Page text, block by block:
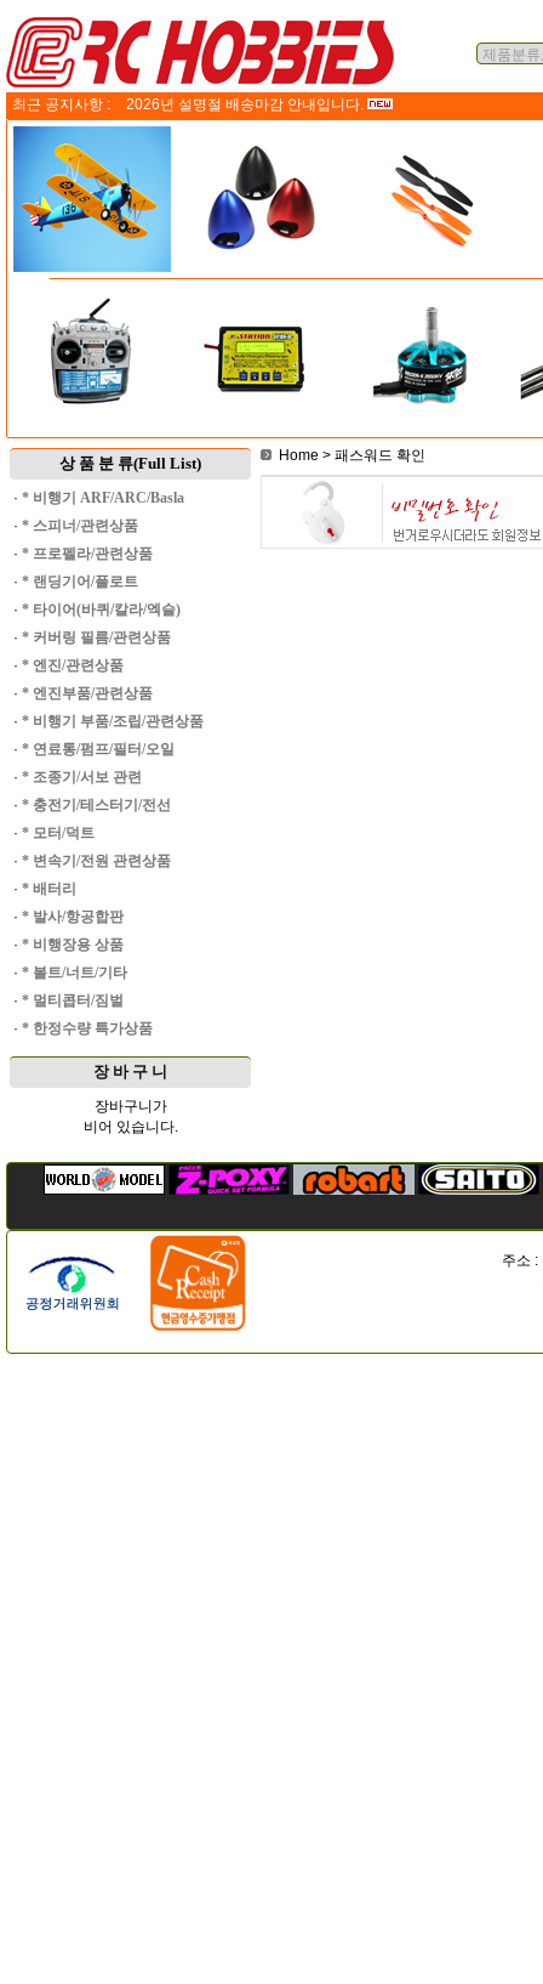
최근 공지사항 : 2026년 설명절 배송마감 안내입니다.
상 품 분 류(Full List)
· * 비행기 ARF/ARC/Basla
· * 스피너/관련상품
· * 프로펠라/관련상품
· * 랜딩기어/플로트
· * 타이어(바퀴/칼라/엑슬)
· * 커버링 필름/관련상품
· * 엔진/관련상품
· * 엔진부품/관련상품
· * 비행기 부품/조립/관련상품
· * 연료통/펌프/필터/오일
· * 조종기/서보 관련
· * 충전기/테스터기/전선
· * 모터/덕트
· * 변속기/전원 관련상품
· * 배터리
· * 발사/항공합판
· * 비행장용 상품
· * 볼트/너트/기타
· * 멀티콥터/짐벌
· * 한정수량 특가상품
장 바 구 니
장바구니가
비어 있습니다.
Home > 패스워드 확인
주소